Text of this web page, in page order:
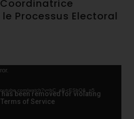
Processus Electoral
watch?v=bC_aB-cESbQ&_=5